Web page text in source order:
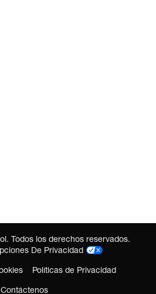
Todos los derechos reservados.
De Privacidad
Políticas de Privacidad
Contáctenos